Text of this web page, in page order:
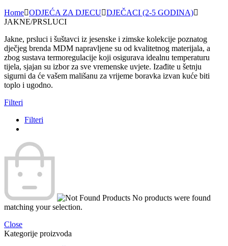
Home ODJEĆA ZA DJECU DJEČACI (2-5 GODINA)
JAKNE/PRSLUCI
Jakne, prsluci i šuštavci iz jesenske i zimske kolekcije poznatog
dječjeg brenda MDM napravljene su od kvalitetnog materijala, a
zbog sustava termoregulacije koji osigurava idealnu temperaturu
tijela, sjajan su izbor za sve vremenske uvjete. Izađite u šetnju
sigurni da će vašem mališanu za vrijeme boravka izvan kuće biti
toplo i ugodno.
Filteri
Filteri
No products were found
matching your selection.
Close
Kategorije proizvoda